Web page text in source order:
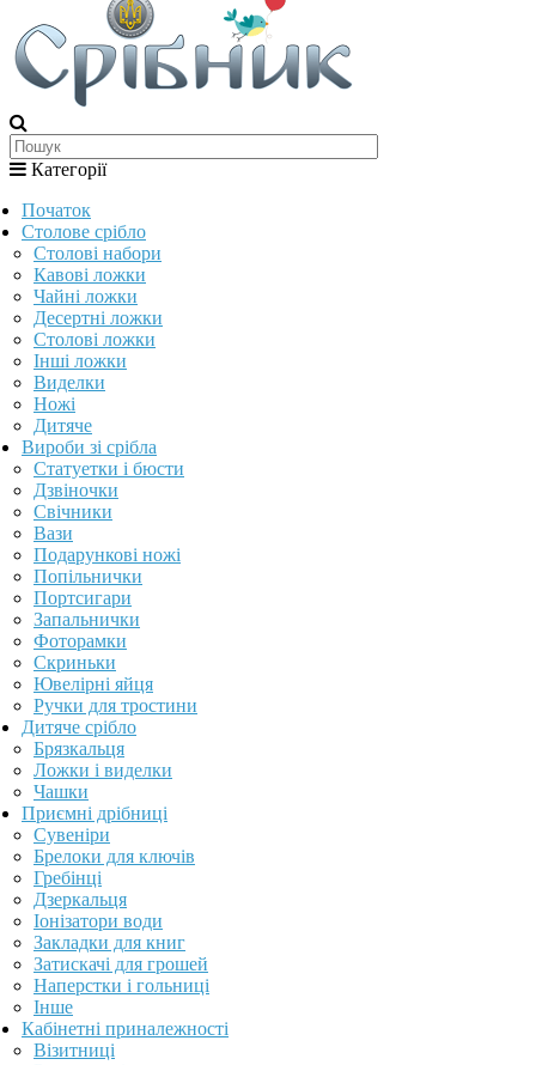
Категорії
Початок
Столове срібло
Столові набори
Кавові ложки
Чайні ложки
Десертні ложки
Столові ложки
Інші ложки
Виделки
Ножі
Дитяче
Вироби зі срібла
Статуетки і бюсти
Дзвіночки
Свічники
Вази
Подарункові ножі
Попільнички
Портсигари
Запальнички
Фоторамки
Скриньки
Ювелірні яйця
Ручки для тростини
Дитяче срібло
Брязкальця
Ложки і виделки
Чашки
Приємні дрібниці
Сувеніри
Брелоки для ключів
Гребінці
Дзеркальця
Іонізатори води
Закладки для книг
Затискачі для грошей
Наперстки і гольниці
Інше
Кабінетні приналежності
Візитниці